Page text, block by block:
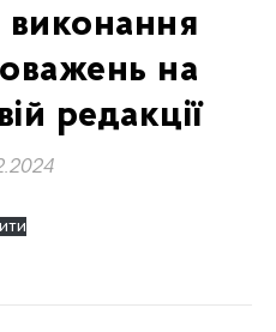
виконання
на
редакції